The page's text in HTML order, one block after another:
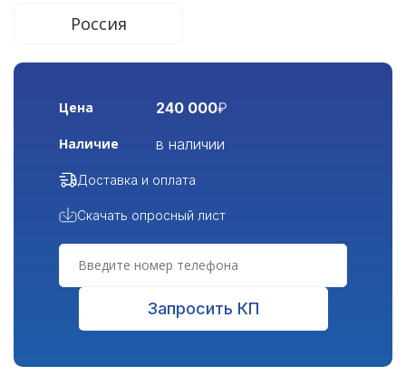
Россия
Цена 240 000₽
Наличие в наличии
Доставка и оплата
Скачать опросный лист
Запросить КП